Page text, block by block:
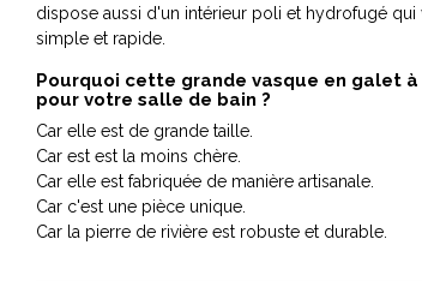
dispose aussi d'un intérieur poli et hydrofugé
simple et rapide.
Pourquoi cette grande vasque en galet
pour votre salle de bain ?
Car elle est de grande taille.
Car est est la moins chère.
Car elle est fabriquée de manière artisanale.
Car c'est une pièce unique.
Car la pierre de rivière est robuste et durable.